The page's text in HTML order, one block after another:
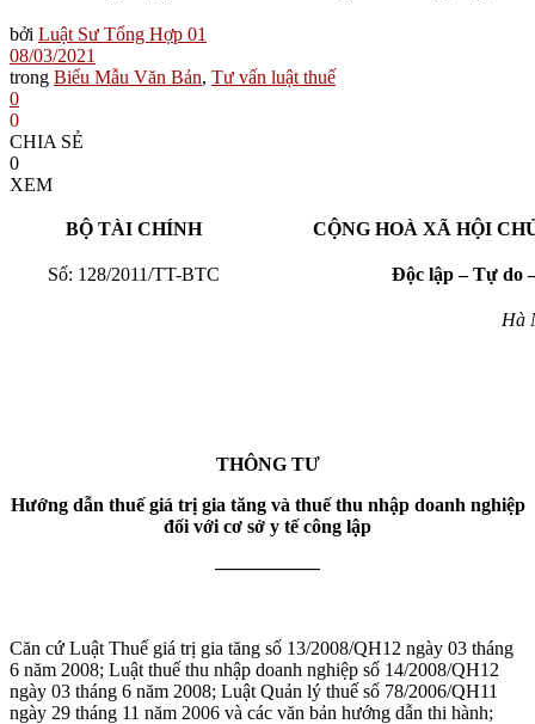
bởi Luật Sư Tổng Hợp 01
08/03/2021
trong Biểu Mẫu Văn Bản, Tư vấn luật thuế
0
0
CHIA SẺ
0
XEM
BỘ TÀI CHÍNH CỘNG HOÀ XÃ HỘI
Số: 128/2011/TT-BTC Độc lập – Tự do
Hà
THÔNG TƯ
Hướng dẫn thuế giá trị gia tăng và thuế thu nhập doanh nghiệp
đối với cơ sở y tế công lập
—————–
Căn cứ Luật Thuế giá trị gia tăng số 13/2008/QH12 ngày 03 tháng
6 năm 2008; Luật thuế thu nhập doanh nghiệp số 14/2008/QH12
ngày 03 tháng 6 năm 2008; Luật Quản lý thuế số 78/2006/QH11
ngày 29 tháng 11 năm 2006 và các văn bản hướng dẫn thi hành;